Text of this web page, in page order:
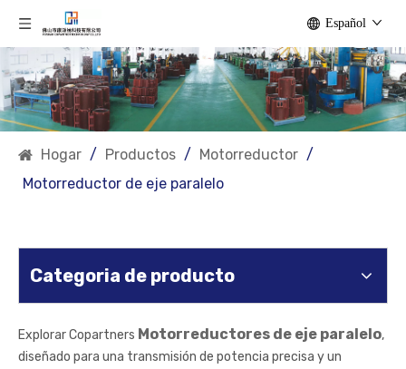
Español
Hogar / Productos / Motorreductor /
Motorreductor de eje paralelo
Categoria de producto
Explorar Copartners Motorreductores de eje paralelo,
diseñado para una transmisión de potencia precisa y un